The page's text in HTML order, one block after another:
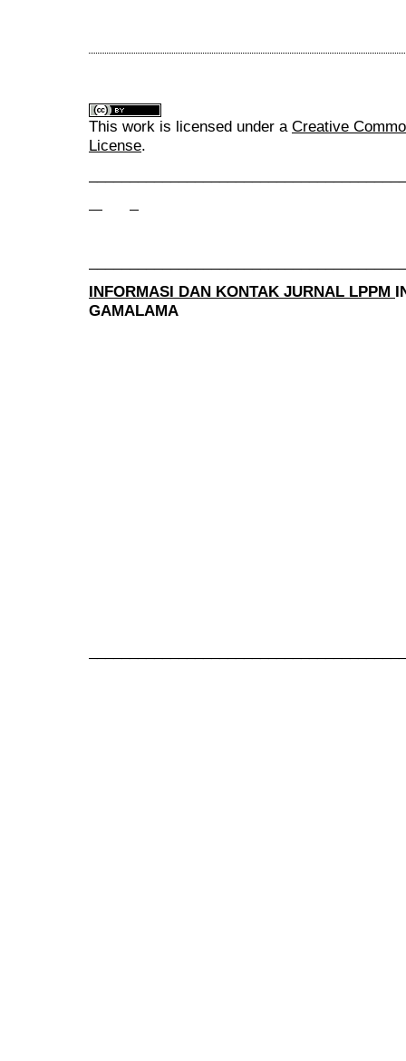
This work is licensed under a Creative
License.
INFORMASI DAN KONTAK JURNAL LPPM
GAMALAMA